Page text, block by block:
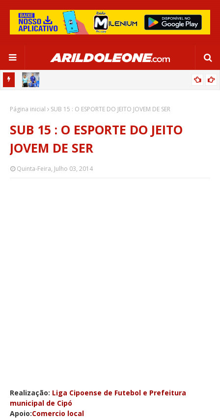
SALVADOR
Página inicial SUB 15 : O ESPORTE DO JEITO JOVEM DE SER
SUB 15 : O ESPORTE DO JEITO
JOVEM DE SER
Quinta-Feira, Julho 03, 2014
Realização: Liga Cipoense de Futebol e Prefeitura
municipal de Cipó
Apoio:Comercio local